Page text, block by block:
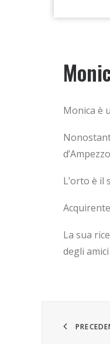
Monica è
L’orto è il
La sua
degli